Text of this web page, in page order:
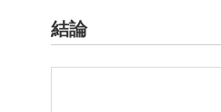
結論